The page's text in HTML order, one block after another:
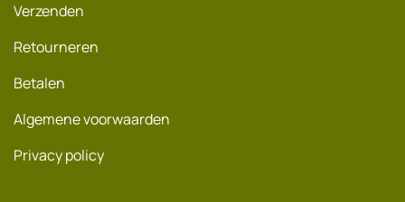
Verzenden
Retourneren
Betalen
Algemene voorwaarden
Privacy policy